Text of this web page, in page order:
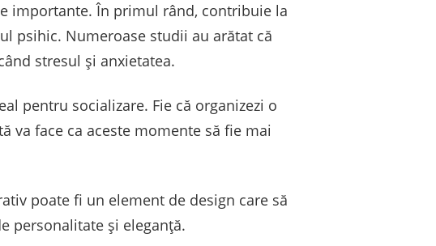
importante. În primul rând, contribuie la
psihic. Numeroase studii au arătat că
stresul și anxietatea.
pentru socializare. Fie că organizezi o
va face ca aceste momente să fie mai
poate fi un element de design care să
personalitate și eleganță.